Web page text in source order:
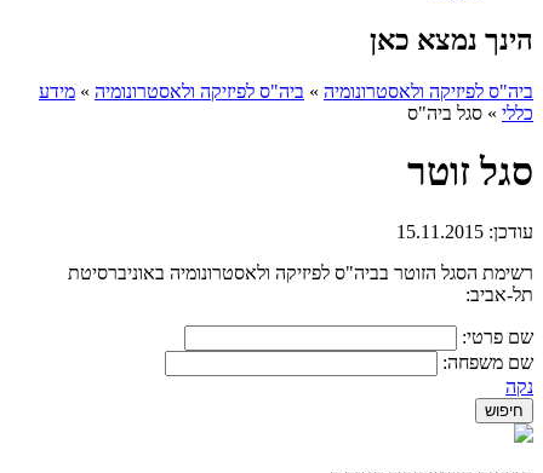
הינך נמצא כאן
ביה"ס לפיזיקה ולאסטרונומיה » ביה"ס לפיזיקה ולאסטרונומיה » מידע
כללי » סגל ביה"ס
סגל זוטר
עודכן: 15.11.2015
רשימת הסגל הזוטר בביה"ס לפיזיקה ולאסטרונומיה באוניברסיטת
תל-אביב:
שם פרטי:
שם משפחה:
נקה